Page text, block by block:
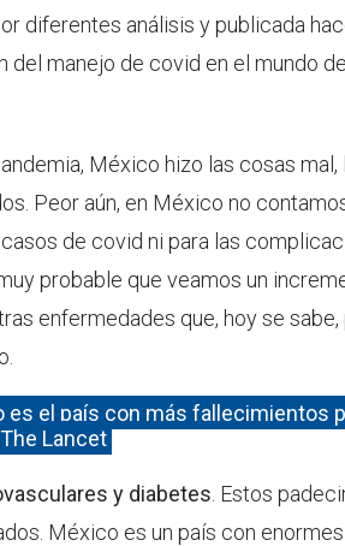
diferentes análisis y publicada
del manejo de covid en el mundo
México hizo las cosas
Peor aún, en México no
de covid ni para las
probable que veamos un
enfermedades que, hoy se
es el país con más fallecimientos
Lancet
y diabetes . Estos
México es un país con